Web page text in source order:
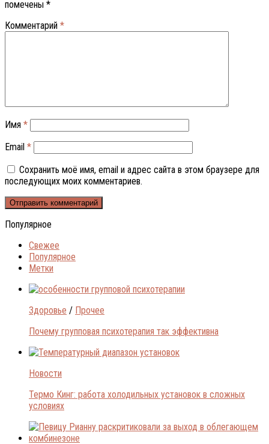
помечены *
Комментарий *
Имя *
Email *
Сохранить моё имя, email и адрес сайта в этом браузере для
последующих моих комментариев.
Популярное
Свежее
Популярное
Метки
Здоровье / Прочее
Почему групповая психотерапия так эффективна
Новости
Термо Кинг: работа холодильных установок в сложных
условиях